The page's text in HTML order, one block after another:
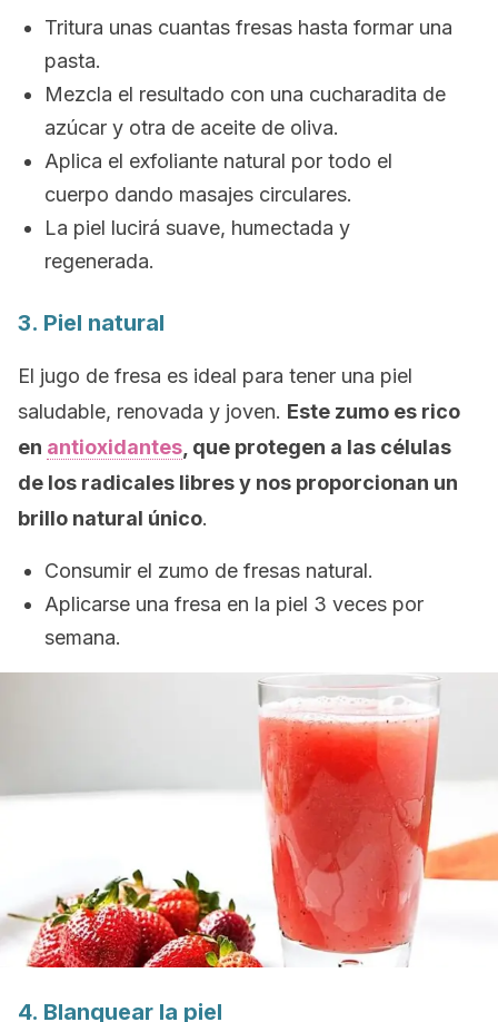
Tritura unas cuantas fresas hasta formar una
pasta.
Mezcla el resultado con una cucharadita de
azúcar y otra de aceite de oliva.
Aplica el exfoliante natural por todo el
cuerpo dando masajes circulares.
La piel lucirá suave, humectada y
regenerada.
3. Piel natural
El jugo de fresa es ideal para tener una piel
saludable, renovada y joven. Este zumo es rico
en antioxidantes , que protegen a las células
de los radicales libres y nos proporcionan un
brillo natural único.
Consumir el zumo de fresas natural.
Aplicarse una fresa en la piel 3 veces por
semana.
4. Blanquear la piel